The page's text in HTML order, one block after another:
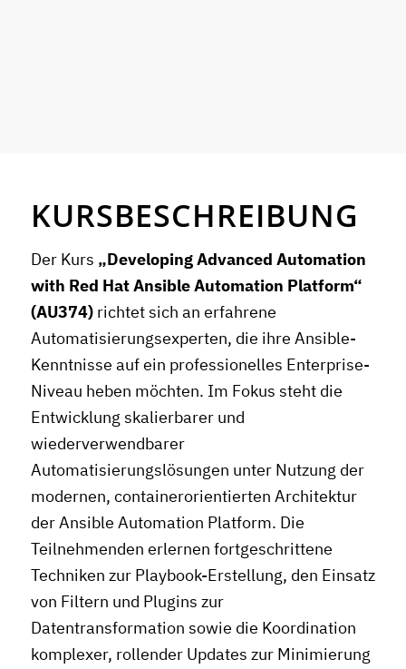
KURSBESCHREIBUNG
Der Kurs „Developing Advanced Automation
with Red Hat Ansible Automation Platform“
(AU374)richtet sich an erfahrene
Automatisierungsexperten, die ihre Ansible-
Kenntnisse auf ein professionelles Enterprise-
Niveau heben möchten. Im Fokus steht die
Entwicklung skalierbarer und
wiederverwendbarer
Automatisierungslösungen unter Nutzung der
modernen, containerorientierten Architektur
der Ansible Automation Platform. Die
Teilnehmenden erlernen fortgeschrittene
Techniken zur Playbook-Erstellung, den Einsatz
von Filtern und Plugins zur
Datentransformation sowie die Koordination
komplexer, rollender Updates zur Minimierung